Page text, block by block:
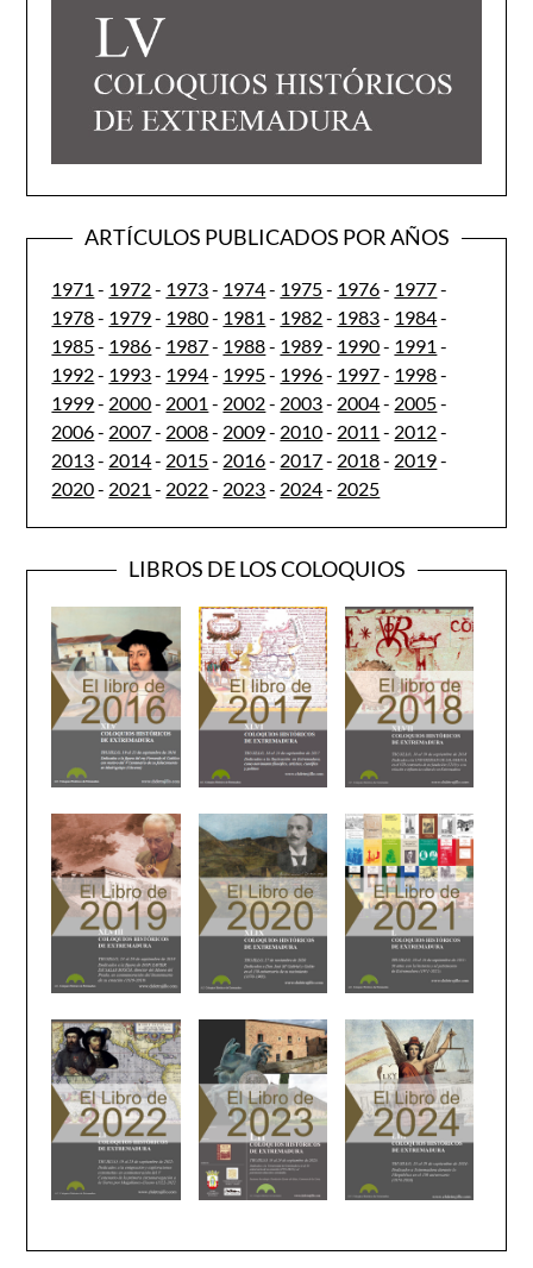
ARTÍCULOS PUBLICADOS POR AÑOS
1971 - 1972- 1973- 1974- 1975- 1976- 1977-
1978- 1979- 1980- 1981 - 1982- 1983- 1984-
1985- 1986- 1987- 1988- 1989- 1990- 1991 -
1992- 1993- 1994- 1995- 1996- 1997- 1998-
1999- 2000- 2001 - 2002- 2003- 2004- 2005-
2006- 2007- 2008- 2009- 2010- 2011 - 2012-
2013- 2014- 2015- 2016- 2017- 2018- 2019-
2020- 2021 - 2022- 2023- 2024- 2025
LIBROS DE LOS COLOQUIOS